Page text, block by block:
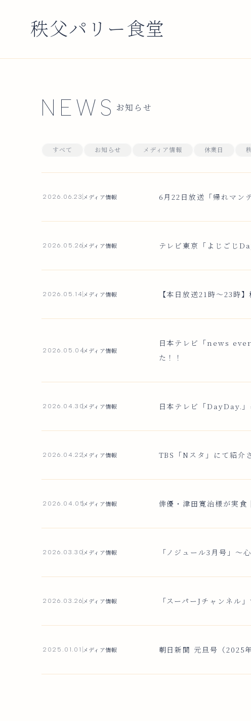
秩父パリー食堂
NEWS お知らせ
すべて お知らせ メディア情報 休業日
2026.06.23 メディア情報 6月22日放送「帰れマン
2026.05.26メディア情報 テレビ東京「よじごじ
2026.05.14 メディア情報 【本日放送21時〜23時
2026.05.04メディア情報
日本テレビ「news
た！！
2026.04.30メディア情報 日本テレビ「DayDay.」
2026.04.22メディア情報 TBS「Nスタ」にて紹介
2026.04.05メディア情報 俳優・津田寛治様が実
2026.03.30メディア情報 「ノジュール3月号」〜
2026.03.26 メディア情報 「スーパーJチャンネル
2025.01.01 メディア情報 朝日新聞 元旦号（2025